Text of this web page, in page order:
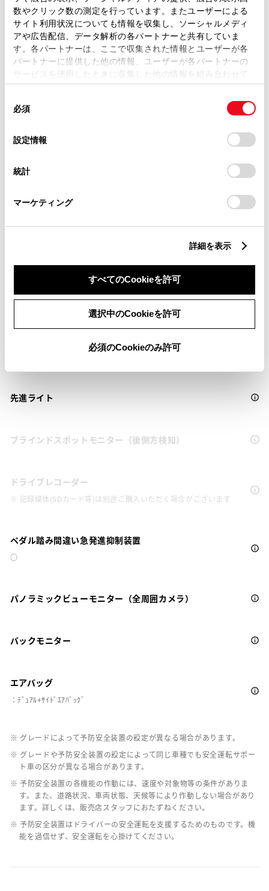
数やクリック数の測定を行っています。またユーザーによる
サイト利用状況についても情報を収集し、ソーシャルメディ
アや広告配信、データ解析の各パートナーと共有していま
す。各パートナーは、ここで収集された情報とユーザーが各
パートナーに提供した他の情報、ユーザーが各パートナーの
サービスを使用したときに収集した他の情報を組み合わせて
使用することがあります。当ウェブサイトの使用を続行する
デバイスにすべてのCookie(クッキー)が保存されることに同
意したことになります。Cookie(クッキー)のオプトアウト、
設定の変更、同意を撤回したりするにあたっては、当社の
「Cookie（クッキー）情報の取り扱いについて
」をご覧くだ
必須
設定情報
統計
マーケティング
詳細を表示
すべてのCookieを許可
選択中のCookieを許可
必須のCookieのみ許可
ETC
※ セットアップ費用は別途申し受けます
安全装置・運転サポート
サポカーS
クルーズコントロール
先進ライト
ブラインドスポットモニター（後側方検知）
ドライブレコーダー
※ 記録媒体(SDカード等)は別途ご購入いただく場合がございます
ペダル踏み間違い急発進抑制装置
○
パノラミックビューモニター（全周囲カメラ）
バックモニター
エアバッグ
：ﾃﾞｭｱﾙ+ｻｲﾄﾞｴｱﾊﾞｯｸﾞ
※ グレードによって予防安全装置の設定が異なる場合があります。
※ グレードや予防安全装置の設定によって同じ車種でも安全運転サポー
ト車の区分が異なる場合があります。
※ 予防安全装置の各機能の作動には、速度や対象物等の条件がありま
す。また、道路状況、車両状態、天候等により作動しない場合があり
ます。詳しくは、販売店スタッフにおたずねください。
※ 予防安全装置はドライバーの安全運転を支援するためのものです。機
能を過信せず、安全運転を心掛けてください。